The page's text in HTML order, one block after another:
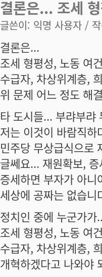
결론은... 조세
글쓴이: 익명 사용자 /
결론은...
조세 형평성, 노동 여
수급자, 차상위계층,
위 문제 어느 정도 해
타 도시들... 부랴부랴
저는 이것이 바람직
민주당 무상급식으로
글쎄요... 재원확보,
증세하면 부자가 아
세상에 공짜는 없습니
정치인 중에 누군가가
조세 형평성, 노동 여
수급자, 차상위계층,
개혁하겠다고 나와야